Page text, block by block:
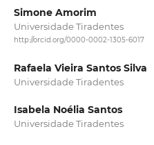
Simone Amorim
Universidade Tiradentes
http://orcid.org/0000-0002-1305-6017
Rafaela Vieira Santos Silva
Universidade Tiradentes
Isabela Noélia Santos
Universidade Tiradentes